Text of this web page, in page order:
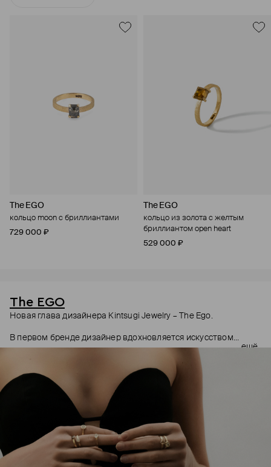
The EGO
кольцо moon с бриллиантами
729 000 ₽
The EGO
кольцо из золота с желтым
бриллиантом open heart
529 000 ₽
The EGO
Новая глава дизайнера Kintsugi Jewelry – The Ego.
В первом бренде дизайнер вдохновляется искусством
кинцуги – японской техникой реставрации поврежденных
предметов с помощью золота, намеренно подчеркивающая
трещины и другие изъяны. Второй бренд продолжает те же
традиции: золото и серебро здесь с шероховатой фактурой,
а бриллианты не идеальные прозрачные, а «соль-перец» с
естественными включениями. Украшения The Ego
символизируют отказ от вечной погони за идеалом. Каждое
украшение создано вручную.
ещё